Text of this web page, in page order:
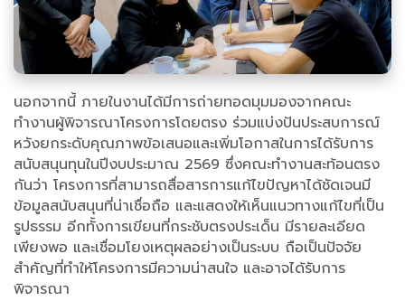
นอกจากนี้ ภายในงานได้มีการถ่ายทอดมุมมองจากคณะ
ทำงานผู้พิจารณาโครงการโดยตรง ร่วมแบ่งปันประสบการณ์
หวังยกระดับคุณภาพข้อเสนอและเพิ่มโอกาสในการได้รับการ
สนับสนุนทุนในปีงบประมาณ 2569 ซึ่งคณะทำงานสะท้อนตรง
กันว่า โครงการที่สามารถสื่อสารการแก้ไขปัญหาได้ชัดเจนมี
ข้อมูลสนับสนุนที่น่าเชื่อถือ และแสดงให้เห็นแนวทางแก้ไขที่เป็น
รูปธรรม อีกทั้งการเขียนที่กระชับตรงประเด็น มีรายละเอียด
เพียงพอ และเชื่อมโยงเหตุผลอย่างเป็นระบบ ถือเป็นปัจจัย
สำคัญที่ทำให้โครงการมีความน่าสนใจ และอาจได้รับการ
พิจารณา